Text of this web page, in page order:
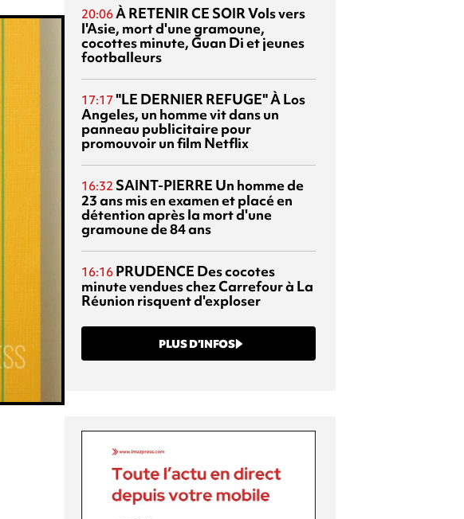
20:06À RETENIR CE SOIRVols vers
l'Asie, mort d'une gramoune,
cocottes minute, Guan Di et jeunes
footballeurs
17:17 "LE DERNIER REFUGE"À Los
Angeles, un homme vit dans un
panneau publicitaire pour
promouvoir un film Netflix
16:32 SAINT-PIERRE Un homme de
23 ans mis en examen et placé en
détention après la mort d'une
gramoune de 84 ans
16:16 PRUDENCE Des cocotes
minute vendues chez Carrefour à La
Réunion risquent d'exploser
PLUS D’INFOS